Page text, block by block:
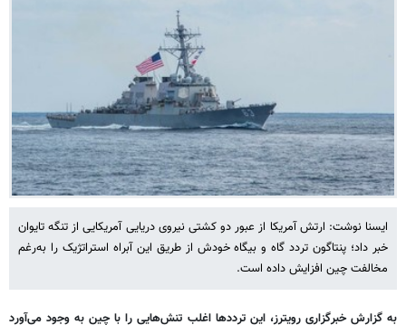
ایسنا نوشت: ارتش آمریکا از عبور دو کشتی نیروی دریایی آمریکایی از تنگه تایوان
خبر داد؛ پنتاگون تردد گاه و بیگاه خودش از طریق این آبراه استراتژیک را به‌رغم
مخالفت چین افزایش داده است.
به گزارش خبرگزاری رویترز، این ترددها اغلب تنش‌هایی را با چین به وجود می‌آورد